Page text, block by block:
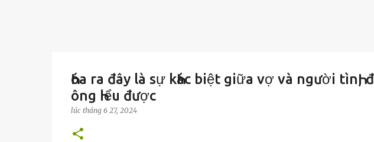
Һóa ra đây là sự kҺác biệt giữa vợ và người
ông Һiểu được
lúc tháng 6 27, 2024